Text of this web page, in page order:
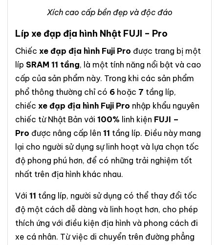
Xích cao cấp bền đẹp và độc đáo
Líp xe đạp địa hình Nhật FUJI – Pro
Chiếc xe đạp địa hình Fuji Pro được trang bị một
líp SRAM 11 tầng, là một tính năng nổi bật và cao
cấp của sản phẩm này. Trong khi các sản phẩm
phổ thông thường chỉ có 6 hoặc 7 tầng líp,
chiếc xe đạp địa hình Fuji Pro nhập khẩu nguyên
chiếc từ Nhật Bản với 100% linh kiện FUJI –
Pro được nâng cấp lên 11 tầng líp. Điều này mang
lại cho người sử dụng sự linh hoạt và lựa chọn tốc
độ phong phú hơn, để có những trải nghiệm tốt
nhất trên địa hình khác nhau.
Với 11 tầng líp, người sử dụng có thể thay đổi tốc
độ một cách dễ dàng và linh hoạt hơn, cho phép
thích ứng với điều kiện địa hình và phong cách đi
xe cá nhân. Từ việc di chuyển trên đường phẳng